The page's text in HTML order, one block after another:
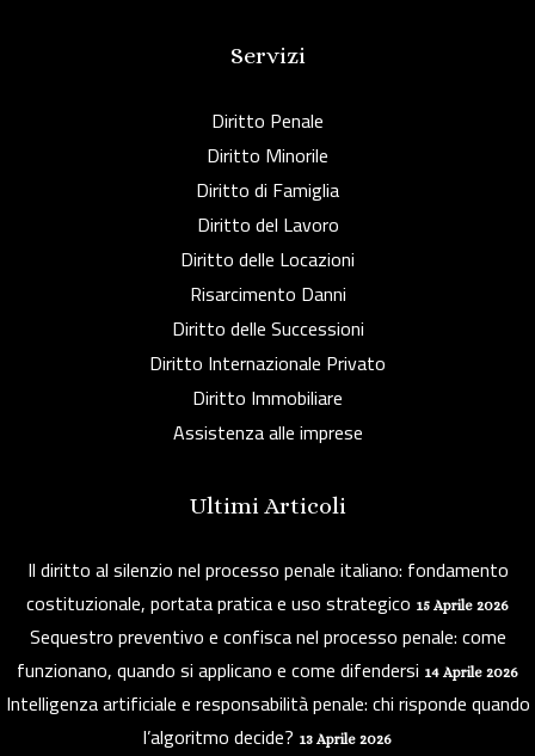
Servizi
Diritto Penale
Diritto Minorile
Diritto di Famiglia
Diritto del Lavoro
Diritto delle Locazioni
Risarcimento Danni
Diritto delle Successioni
Diritto Internazionale Privato
Diritto Immobiliare
Assistenza alle imprese
Ultimi Articoli
Il diritto al silenzio nel processo penale italiano: fondamento
costituzionale, portata pratica e uso strategico 15 Aprile 2026
Sequestro preventivo e confisca nel processo penale: come
funzionano, quando si applicano e come difendersi 14 Aprile 2026
Intelligenza artificiale e responsabilità penale: chi risponde quando
l’algoritmo decide? 13 Aprile 2026